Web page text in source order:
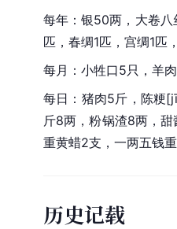
每年：银50两，大卷八
匹，春绸1匹，宫绸1匹
每月：小牲口5只，羊
每日：猪肉5斤，陈粳
斤8两，粉锅渣8两，
重黄蜡2支，一两五钱
历史记载